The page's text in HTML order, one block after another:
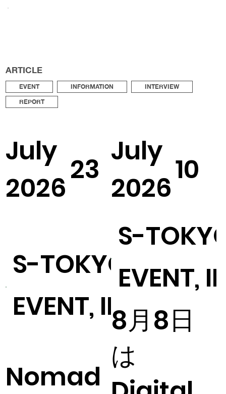
July
23
2026
S-TOKYO
EVENT,
Nomad
July
10
2026
S-
EVENT,
8月8日
は
ARTICLE
EVENT INFORMATION
INTERVIEW
REPORT